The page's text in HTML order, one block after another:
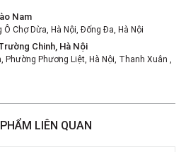
Nam
Chợ Dừa, Hà Nội, Đống Đa, Hà Nội
Chinh, Hà Nội
Phương Liệt, Hà Nội, Thanh Xuân ,
Thị SáuLIÊN QUAN